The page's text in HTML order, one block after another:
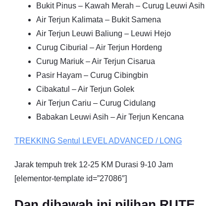
Bukit Pinus – Kawah Merah – Curug Leuwi Asih
Air Terjun Kalimata – Bukit Samena
Air Terjun Leuwi Baliung – Leuwi Hejo
Curug Ciburial – Air Terjun Hordeng
Curug Mariuk – Air Terjun Cisarua
Pasir Hayam – Curug Cibingbin
Cibakatul – Air Terjun Golek
Air Terjun Cariu – Curug Cidulang
Babakan Leuwi Asih – Air Terjun Kencana
TREKKING Sentul LEVEL ADVANCED / LONG
Jarak tempuh trek 12-25 KM Durasi 9-10 Jam
[elementor-template id=”27086″]